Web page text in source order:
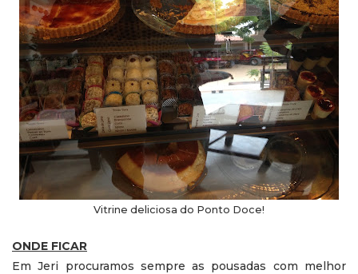
Vitrine deliciosa do Ponto Doce!
ONDE FICAR
Em Jeri procuramos sempre as pousadas com melhor